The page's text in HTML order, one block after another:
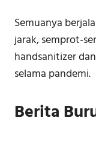
Semuanya
jarak, semprot-
handsanitizer
selama pandemi.
Berita